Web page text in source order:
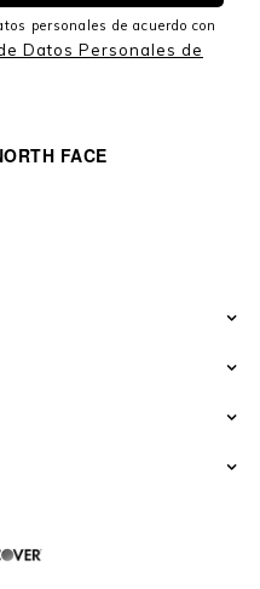
FACE
personales de acuerdo con
Datos Personales de